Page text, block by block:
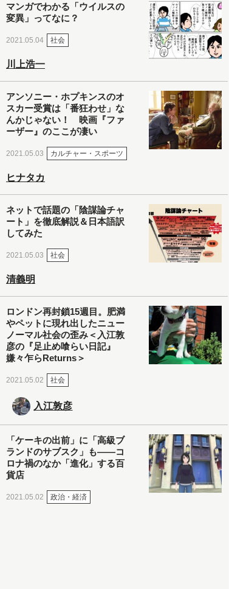
マンガでわかる「ウイルスの
変異」ってなに？
2021.05.04 社会
川上浩一
アンソニー・ホプキンスのオ
スカー受賞は「番狂わせ」な
んかじゃない！ 映画『ファ
ーザー』のここが凄い
2021.05.03 カルチャー・スポーツ
ヒナタカ
ネットで話題の「陰謀論チャ
ート」を徹底解説＆日本語訳
してみた
2021.05.03 社会
清義明
ロンドン再封鎖15週目。肥満
やペットに現れ出したニュー
ノーマル社会の歪み＜入江敦
彦の『足止め喰らい日記』
嫌々乍らReturns＞
2021.05.02 社会
入江敦彦
「ケーキの出前」に「高級ブ
ランドのサブスク」も――コ
ロナ禍のなか「進化」する百
貨店
2021.05.02 政治・経済